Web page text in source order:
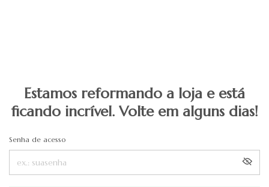
Estamos reformando a loja e está
ficando incrível. Volte em alguns dias!
Senha de acesso